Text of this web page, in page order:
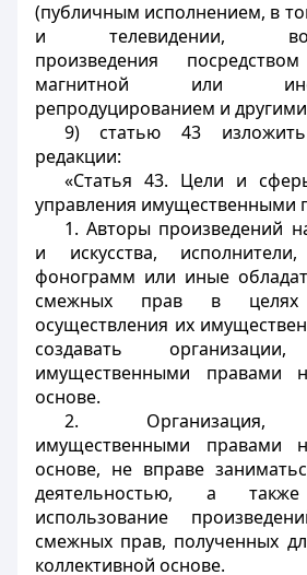
(публичным исполнением, в
и телевидении,
произведения
магнитной или
репродуцированием и
9) статью 43
редакции:
«Статья 43. Цели и
управления имущественными
1. Авторы произведений
и искусства, исполнители,
фонограмм или иные
смежных прав в целях
осуществления их
создавать
имущественными правами
основе.
2. Организация,
имущественными правами
основе, не вправе
деятельностью, а также
использование
смежных прав, полученных
коллективной основе.